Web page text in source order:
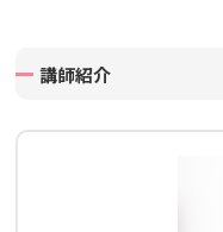
講師紹介